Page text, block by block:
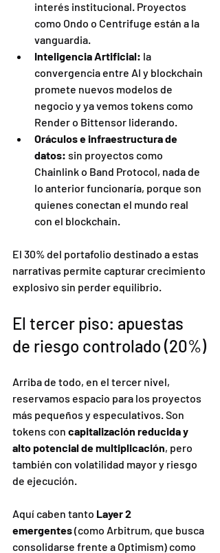
interés institucional. Proyectos
como Ondo o Centrifuge están a la
vanguardia.
Inteligencia Artificial: la
convergencia entre AI y blockchain
promete nuevos modelos de
negocio y ya vemos tokens como
Render o Bittensor liderando.
Oráculos e infraestructura de
datos: sin proyectos como
Chainlink o Band Protocol, nada de
lo anterior funcionaría, porque son
quienes conectan el mundo real
con el blockchain.
El 30% del portafolio destinado a estas
narrativas permite capturar crecimiento
explosivo sin perder equilibrio.
El tercer piso: apuestas
de riesgo controlado (20%)
Arriba de todo, en el tercer nivel,
reservamos espacio para los proyectos
más pequeños y especulativos. Son
tokens con capitalización reducida y
alto potencial de multiplicación, pero
también con volatilidad mayor y riesgo
de ejecución.
Aquí caben tanto Layer 2
emergentes (como Arbitrum, que busca
consolidarse frente a Optimism) como